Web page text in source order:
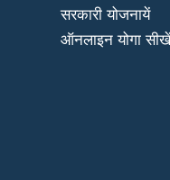
सरकारी योजनायें
ऑनलाइन योगा